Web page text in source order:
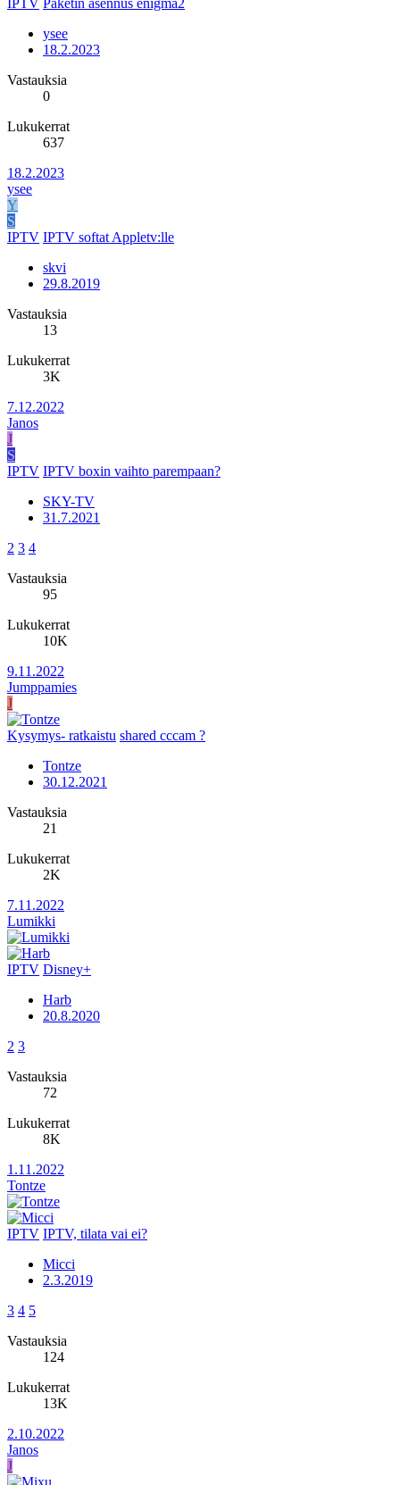
IPTV Paketin asennus enigma2
ysee
18.2.2023
Vastauksia
0
Lukukerrat
637
18.2.2023
ysee
Y
S
IPTV IPTV softat Appletv:lle
skvi
29.8.2019
Vastauksia
13
Lukukerrat
3K
7.12.2022
Janos
J
S
IPTV IPTV boxin vaihto parempaan?
SKY-TV
31.7.2021
2 3 4
Vastauksia
95
Lukukerrat
10K
9.11.2022
Jumppamies
J
Kysymys- ratkaistu shared cccam ?
Tontze
30.12.2021
Vastauksia
21
Lukukerrat
2K
7.11.2022
Lumikki
IPTV Disney+
Harb
20.8.2020
2 3
Vastauksia
72
Lukukerrat
8K
1.11.2022
Tontze
IPTV IPTV, tilata vai ei?
Micci
2.3.2019
3 4 5
Vastauksia
124
Lukukerrat
13K
2.10.2022
Janos
J